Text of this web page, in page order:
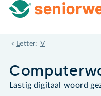
Letter: V
VGA
Lastig digitaal woord